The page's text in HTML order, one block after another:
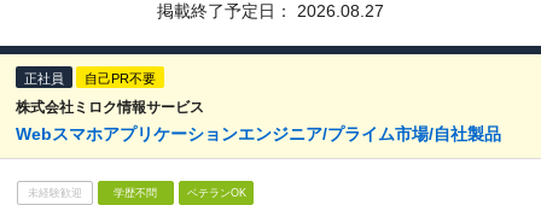
掲載終了予定日： 2026.08.27
正社員 自己PR不要
株式会社ミロク情報サービス
Webスマホアプリケーションエンジニア/プライム市場/自社製品
未経験歓迎 学歴不問 ベテランOK